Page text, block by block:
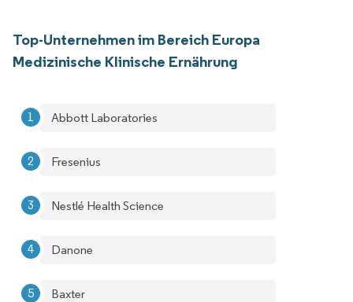
Top-Unternehmen im Bereich Europa
Medizinische Klinische Ernährung
Abbott Laboratories
Fresenius
Nestlé Health Science
Danone
Baxter